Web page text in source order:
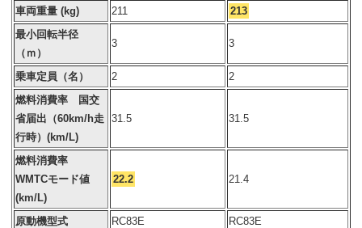
車両重量 (kg)
211
213
最小回転半径
（ｍ）
3 3
乗車定員（名） 2
2
燃料消費率 国交
省届出（60km/h走
行時）(km/L)
31.5 31.5
燃料消費率
WMTCモード値
(km/L)
22.2 21.4
原動機型式 RC83E
RC83E